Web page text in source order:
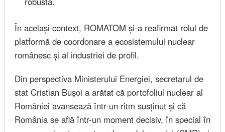
În același context, ROMATOM și-a reafirmat rolul de
platformă de coordonare a ecosistemului nuclear
românesc și al industriei de profil.
Din perspectiva Ministerului Energiei, secretarul de
stat Cristian Bușoi a arătat că portofoliul nuclear al
României avansează într-un ritm susținut și că
România se află într-un moment decisiv, în special în